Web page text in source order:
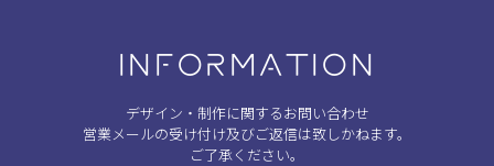
INFORMATION
デザイン・制作に関するお問い合わせ
営業メールの受け付け及びご返信は致しかねます。
ご了承ください。